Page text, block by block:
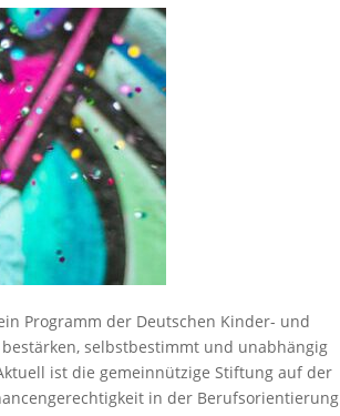
Programm der Deutschen Kinder- und
selbstbestimmt und unabhängig
ist die gemeinnützige Stiftung auf der
in der Berufsorientierung